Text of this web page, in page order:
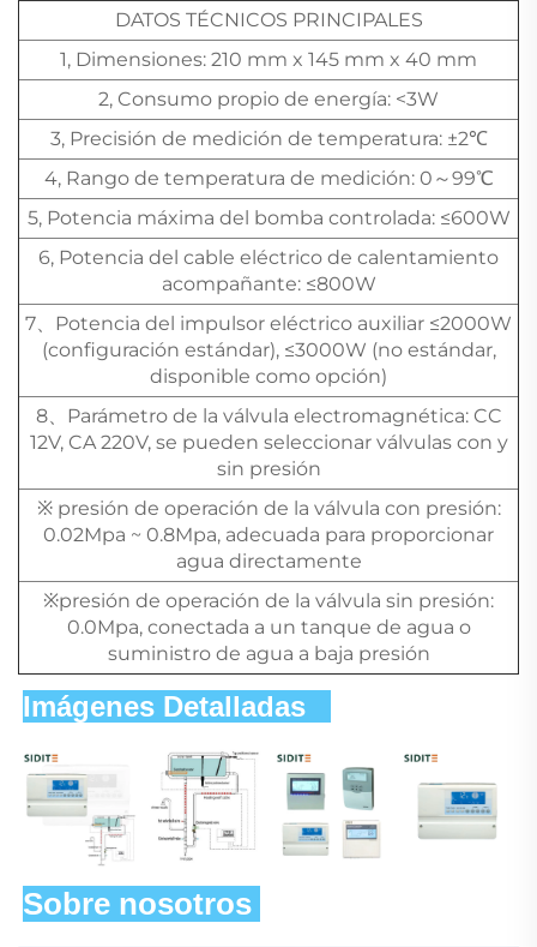
DATOS TÉCNICOS PRINCIPALES
1, Dimensiones: 210 mm x 145 mm x 40 mm
2, Consumo propio de energía: <3W
3, Precisión de medición de temperatura: ±2℃
4, Rango de temperatura de medición: 0～99℃
5, Potencia máxima del bomba controlada: ≤600W
6, Potencia del cable eléctrico de calentamiento
acompañante: ≤800W
7、Potencia del impulsor eléctrico auxiliar ≤2000W
(configuración estándar), ≤3000W (no estándar,
disponible como opción)
8、Parámetro de la válvula electromagnética: CC
12V, CA 220V, se pueden seleccionar válvulas con y
sin presión
※ presión de operación de la válvula con presión:
0.02Mpa ~ 0.8Mpa, adecuada para proporcionar
agua directamente
※presión de operación de la válvula sin presión:
0.0Mpa, conectada a un tanque de agua o
suministro de agua a baja presión
Imágenes Detalladas
Sobre nosotros